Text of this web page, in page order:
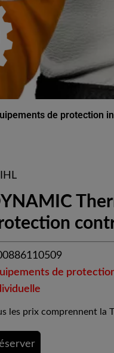
de protection
de
les prix comprennent la